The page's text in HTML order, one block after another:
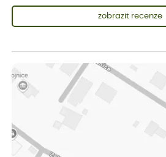
zobrazit recenze
vše v naprostém pořádku
ověřený nákup dnes
Jana
Flos je nejlepší &#129321;